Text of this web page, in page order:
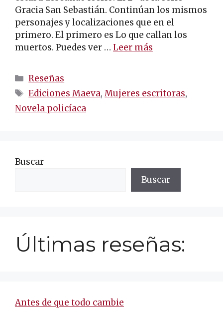
Gracia San Sebastián. Continúan los mismos
personajes y localizaciones que en el
primero. El primero es Lo que callan los
muertos. Puedes ver … Leer más
Categorías
Reseñas
Etiquetas
Ediciones Maeva,Mujeres escritoras,
Novela policíaca
Buscar
Buscar
Últimas reseñas:
Antes de que todo cambie